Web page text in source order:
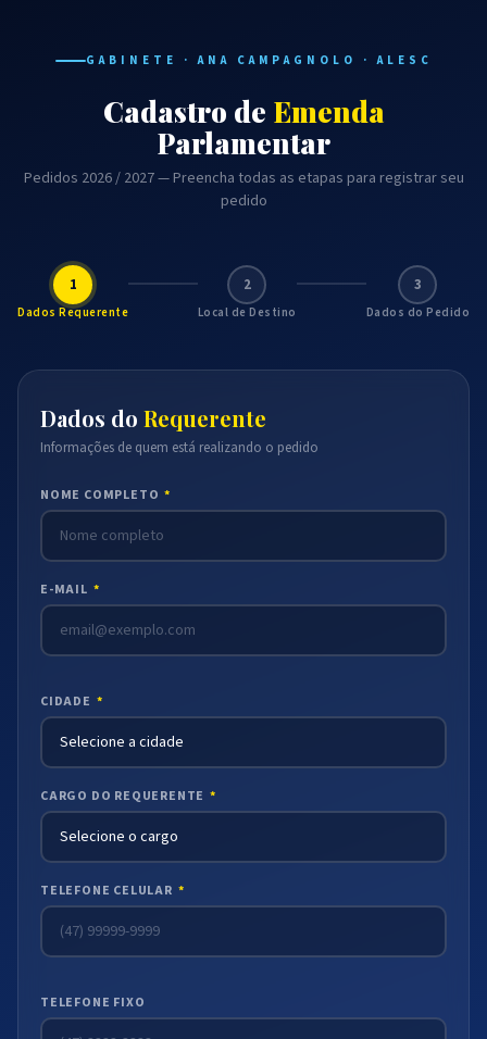
GABINETE · ANA CAMPAGNOLO · ALESC
Cadastro de Emenda
Parlamentar
Pedidos 2026 / 2027 — Preencha todas as etapas para registrar seu
pedido
1
Dados Requerente
2
Local de Destino
3
Dados do Pedido
Dados do Requerente
Informações de quem está realizando o pedido
NOME COMPLETO *
E-MAIL *
CIDADE *
CARGO DO REQUERENTE *
TELEFONE CELULAR *
TELEFONE FIXO